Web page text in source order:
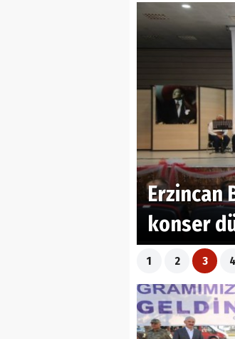
Erzincan
konser
1 2 3 4